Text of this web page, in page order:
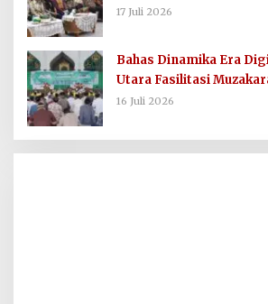
0103/AUT
17 Juli 2026
Bahas Dinamika Era
Utara Fasilitasi
16 Juli 2026